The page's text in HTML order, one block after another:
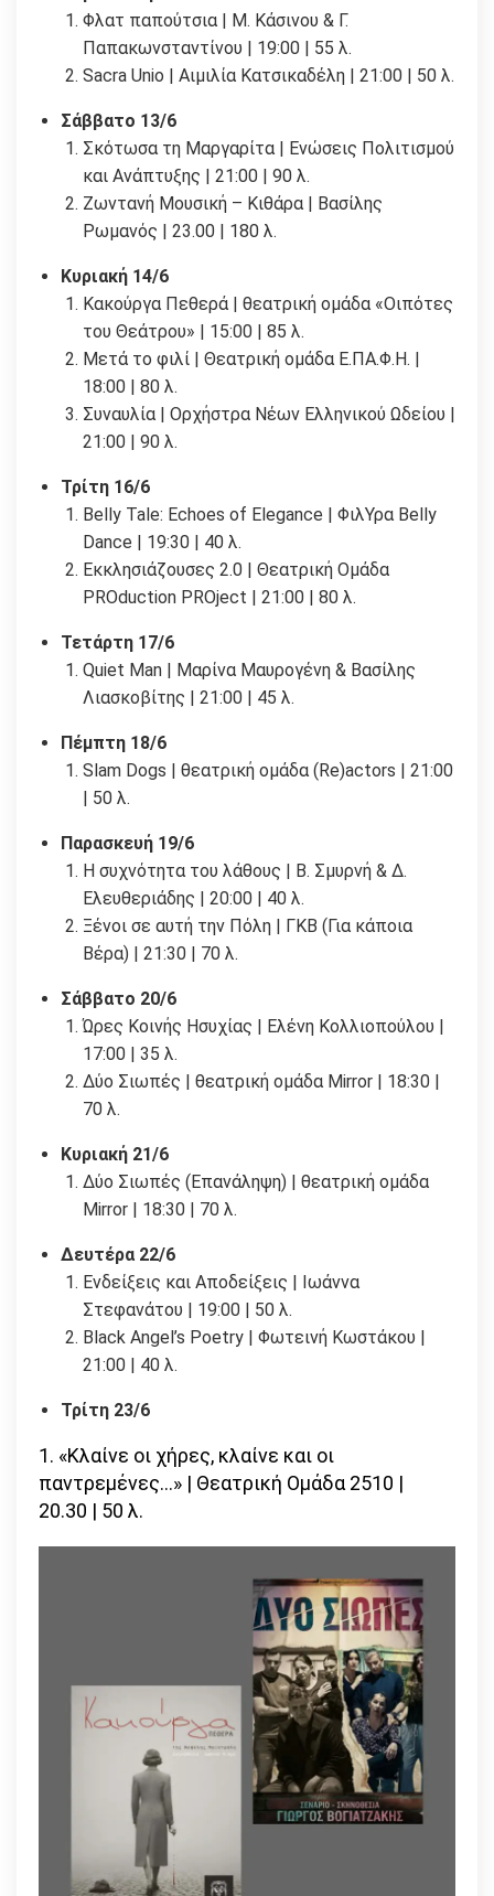
Φλατ παπούτσια | Μ. Κάσινου & Γ.
Παπακωνσταντίνου | 19:00 | 55 λ.
Sacra Unio | Αιμιλία Κατσικαδέλη | 21:00 | 50 λ.
Σάββατο 13/6
Σκότωσα τη Μαργαρίτα | Ενώσεις Πολιτισμού
και Ανάπτυξης | 21:00 | 90 λ.
Ζωντανή Μουσική – Κιθάρα | Βασίλης
Ρωμανός | 23.00 | 180 λ.
Κυριακή 14/6
Κακούργα Πεθερά | θεατρική ομάδα «Οιπότες
του Θεάτρου» | 15:00 | 85 λ.
Μετά το φιλί | Θεατρική ομάδα Ε.ΠΑ.Φ.Η. |
18:00 | 80 λ.
Συναυλία | Ορχήστρα Νέων Ελληνικού Ωδείου |
21:00 | 90 λ.
Τρίτη 16/6
Belly Tale: Echoes of Elegance | ΦιλΥρα Belly
Dance | 19:30 | 40 λ.
Εκκλησιάζουσες 2.0 | Θεατρική Ομάδα
PROduction PROject | 21:00 | 80 λ.
Τετάρτη 17/6
Quiet Man | Μαρίνα Μαυρογένη & Βασίλης
Λιασκοβίτης | 21:00 | 45 λ.
Πέμπτη 18/6
Slam Dogs | θεατρική ομάδα (Re)actors | 21:00
| 50 λ.
Παρασκευή 19/6
Η συχνότητα του λάθους | Β. Σμυρνή & Δ.
Ελευθεριάδης | 20:00 | 40 λ.
Ξένοι σε αυτή την Πόλη | ΓΚΒ (Για κάποια
Βέρα) | 21:30 | 70 λ.
Σάββατο 20/6
Ώρες Κοινής Ησυχίας | Ελένη Κολλιοπούλου |
17:00 | 35 λ.
Δύο Σιωπές | θεατρική ομάδα Mirror | 18:30 |
70 λ.
Κυριακή 21/6
Δύο Σιωπές (Επανάληψη) | θεατρική ομάδα
Mirror | 18:30 | 70 λ.
Δευτέρα 22/6
Ενδείξεις και Αποδείξεις | Ιωάννα
Στεφανάτου | 19:00 | 50 λ.
Black Angel’s Poetry | Φωτεινή Κωστάκου |
21:00 | 40 λ.
Τρίτη 23/6
1. «Κλαίνε οι χήρες, κλαίνε και οι
παντρεμένες…» | Θεατρική Ομάδα 2510 |
20.30 | 50 λ.